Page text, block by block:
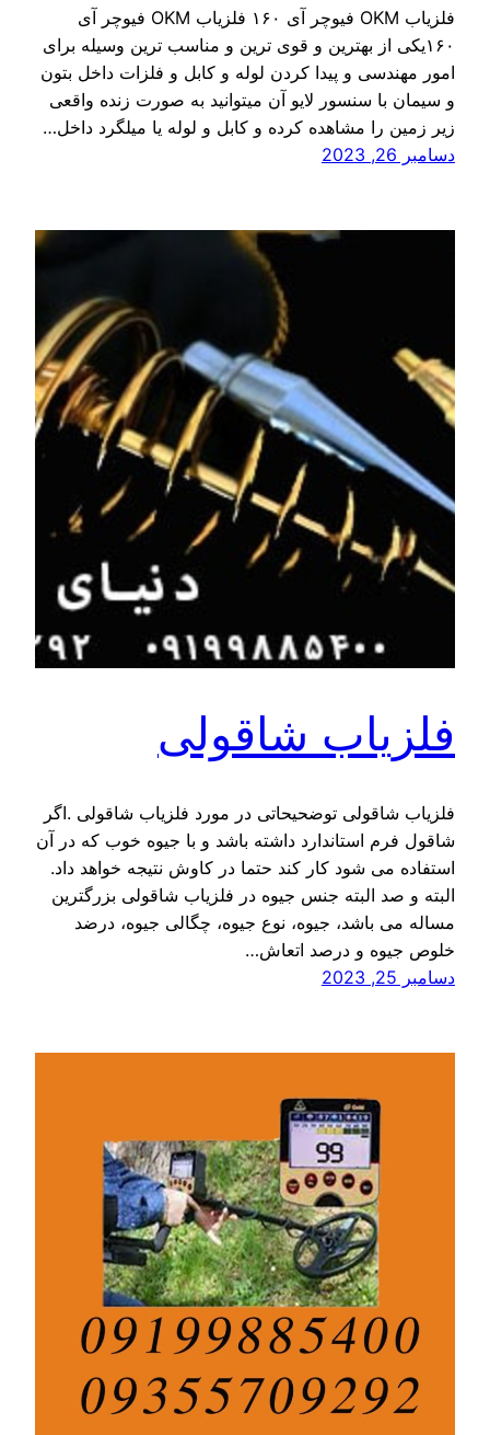
فلزیاب OKM فیوچر آی ۱۶۰ فلزیاب OKM فیوچر آی
۱۶۰یکی از بهترین و قوی ترین و مناسب ترین وسیله برای
امور مهندسی و پیدا کردن لوله و کابل و فلزات داخل بتون
و سیمان با سنسور لایو آن میتوانید به صورت زنده واقعی
زیر زمین را مشاهده کرده و کابل و لوله یا میلگرد داخل…
دسامبر 26, 2023
فلزیاب شاقولی
فلزیاب شاقولی توضحیحاتی در مورد فلزیاب شاقولی .اگر
شاقول فرم استاندارد داشته باشد و با جیوه خوب که در آن
استفاده می شود کار کند حتما در کاوش نتیجه خواهد داد.
البته و صد البته جنس جیوه در فلزیاب شاقولی بزرگترین
مساله می باشد، جیوه، نوع جیوه، چگالی جیوه، درضد
خلوص جیوه و درصد اتعاش…
دسامبر 25, 2023